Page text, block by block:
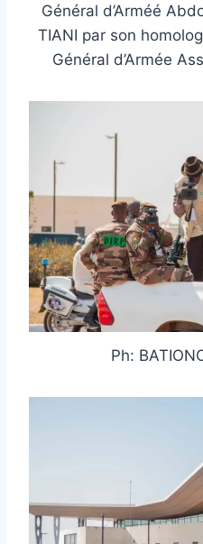
Général d’Arméé
TIANI par son
Général d’Armée
Ph: